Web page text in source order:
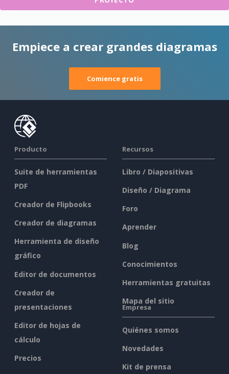
Empiece a crear grandes diagramas
Comience gratis
Producto
Suite de herramientas
PDF
Creador de Flipbooks
Creador de diagramas
Herramienta de diseño
gráfico
Editor de documentos
Creador de
presentaciones
Editor de hojas de
cálculo
Precios
Recursos
Libro / Diapositivas
Diseño / Diagrama
Foro
Aprender
Blog
Conocimientos
Herramientas gratuitas
Mapa del sitio
Empresa
Quiénes somos
Novedades
Kit de prensa